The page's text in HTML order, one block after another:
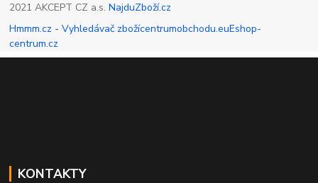
2021 AKCEPT CZ a.s.NajduZboží.cz
Hmmm.cz - Vyhledávač zbožícentrumobchodu.euEshop-
centrum.cz
KONTAKTY